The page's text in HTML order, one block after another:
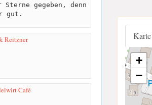
gegeben, denn
gut.
Reitzner
Café
+
−